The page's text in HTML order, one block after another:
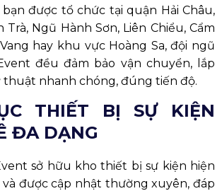
được tổ chức tại quận Hải Châu,
Trà, Ngũ Hành Sơn, Liên Chiểu, Cẩm
hay khu vực Hoàng Sa, đội ngũ
đều đảm bảo vận chuyển, lắp
thuật nhanh chóng, đúng tiến độ.
THIẾT BỊ SỰ KIỆN
ĐA DẠNG
sở hữu kho thiết bị sự kiện hiện
được cập nhật thường xuyên, đáp